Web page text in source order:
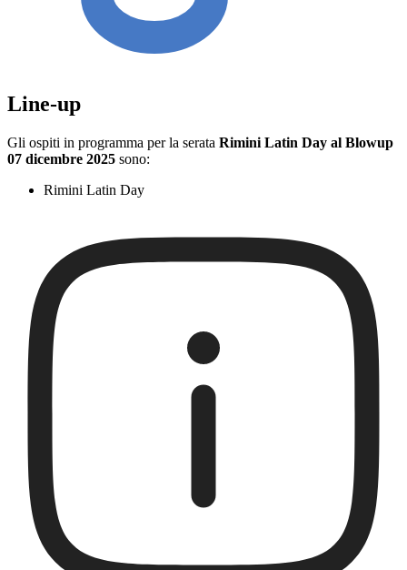
Line-up
Gli ospiti in programma per la serata Rimini Latin Day al Blowup
07 dicembre 2025 sono:
Rimini Latin Day